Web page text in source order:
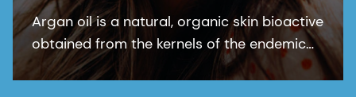
Argan oil is a natural, organic skin bioactive
obtained from the kernels of the endemic
argan tree (Argania Spinosa kernel oil). This